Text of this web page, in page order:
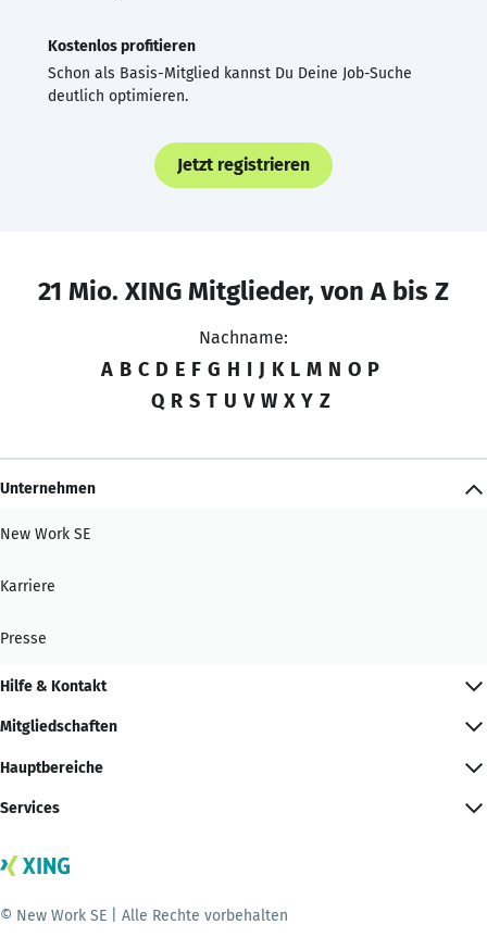
Kostenlos profitieren
Schon als Basis-Mitglied kannst Du Deine Job-Suche
deutlich optimieren.
Jetzt registrieren
21 Mio. XING Mitglieder, von A bis Z
Nachname:
A B C D E F G H I J K L M N O P
Q R S T U V W X Y Z
Unternehmen
New Work SE
Karriere
Presse
Hilfe & Kontakt
Mitgliedschaften
Hauptbereiche
Services
© New Work SE | Alle Rechte vorbehalten